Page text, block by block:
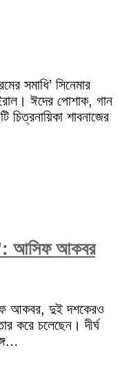
সমাধি’ সিনেমার
ঈদের পোশাক, গান
চিত্রনায়িকা শাবনাজের
আসিফ আকবর
আকবর, দুই দশকেরও
করে চলেছেন। দীর্ঘ